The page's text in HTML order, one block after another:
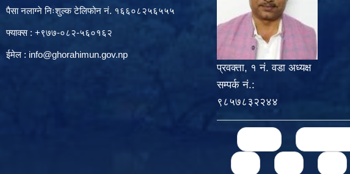
पैसा नलाग्ने निःशुल्क टेलिफोन नं. १६६०८२५६५५५
फ्याक्स : +९७७-०८२-५६०१६२
ईमेल : info@ghorahimun.gov.np
प्रवक्ता, १ नं. वडा अध्यक्ष
सम्पर्क नं.:
९८५७८३२२४४
Pages